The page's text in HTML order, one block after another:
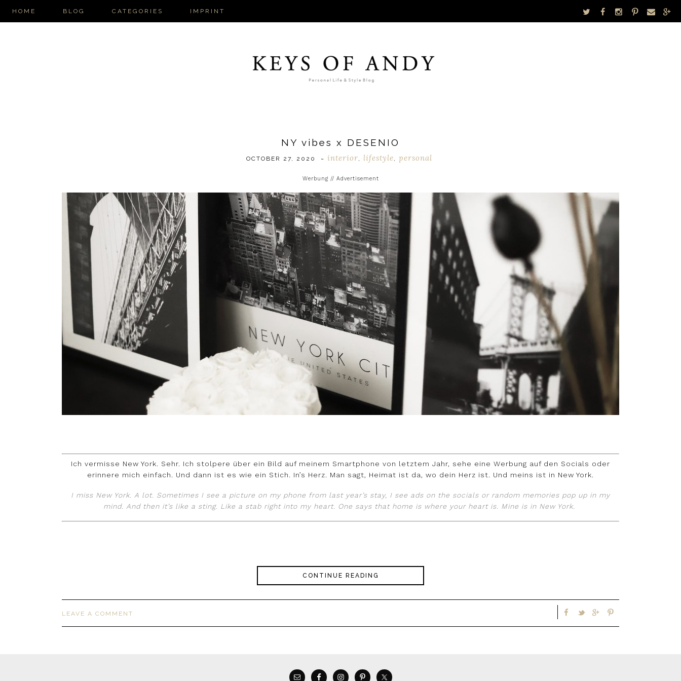
HOME BLOG CATEGORIES IMPRINT
NY vibes x DESENIO
OCTOBER 27, 2020 ~ interior lifestyle personal
Werbung // Advertisement
Ich vermisse New York. Sehr. Ich stolpere über ein Bild auf meinem Smartphone von letztem Jahr, sehe eine Werbung auf den Socials oder
erinnere mich einfach. Und dann ist es wie ein Stich. In’s Herz. Man sagt, Heimat ist da, wo dein Herz ist. Und meins ist in New York.
I miss New York. A lot. Sometimes I see a picture on my phone from last year’s stay, I see ads on the socials or random memories pop up in my
mind. And then it’s like a sting. Like a stab right into my heart. One says that home is where your heart is. Mine is in New York.
CONTINUE READING
LEAVE A COMMENT